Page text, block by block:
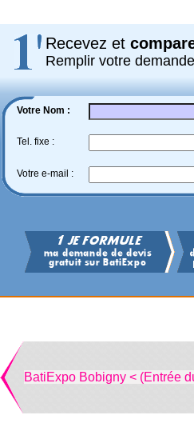
Recevez et
Remplir votre
Votre Nom :
Tel. fixe :
Votre e-mail :
BatiExpo Bobigny < (Entrée